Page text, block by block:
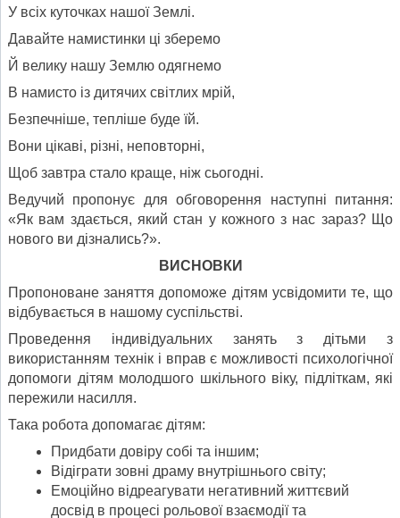
У всіх куточках нашої Землі.
Давайте намистинки ці зберемо
Й велику нашу Землю одягнемо
В намисто із дитячих світлих мрій,
Безпечніше, тепліше буде їй.
Вони цікаві, різні, неповторні,
Щоб завтра стало краще, ніж сьогодні.
Ведучий пропонує для обговорення наступні питання:
«Як вам здається, який стан у кожного з нас зараз? Що
нового ви дізнались?».
ВИСНОВКИ
Пропоноване заняття допоможе дітям усвідомити те, що
відбувається в нашому суспільстві.
Проведення індивідуальних занять з дітьми з
використанням технік і вправ є можливості психологічної
допомоги дітям молодшого шкільного віку, підліткам, які
пережили насилля.
Така робота допомагає дітям:
Придбати довіру собі та іншим;
Відіграти зовні драму внутрішнього світу;
Емоційно відреагувати негативний життєвий
досвід в процесі рольової взаємодії та